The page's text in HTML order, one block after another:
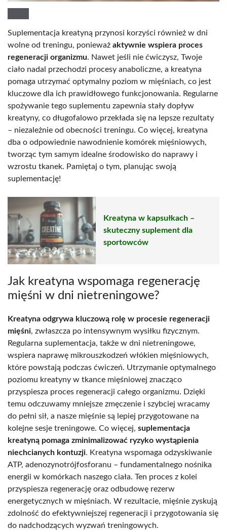
Suplementacja kreatyną przynosi korzyści również w dni
wolne od treningu, ponieważ aktywnie wspiera proces
regeneracji organizmu. Nawet jeśli nie ćwiczysz, Twoje
ciało nadal przechodzi procesy anaboliczne, a kreatyna
pomaga utrzymać optymalny poziom w mięśniach, co jest
kluczowe dla ich prawidłowego funkcjonowania. Regularne
spożywanie tego suplementu zapewnia stały dopływ
kreatyny, co długofalowo przekłada się na lepsze rezultaty
– niezależnie od obecności treningu. Co więcej, kreatyna
dba o odpowiednie nawodnienie komórek mięśniowych,
tworząc tym samym idealne środowisko do naprawy i
wzrostu tkanek. Pamiętaj o tym, planując swoją
suplementację!
Kreatyna w kapsułkach –
skuteczny suplement dla
sportowców
Jak kreatyna wspomaga regenerację
mięśni w dni nietreningowe?
Kreatyna odgrywa kluczową rolę w procesie regeneracji
mięśni, zwłaszcza po intensywnym wysiłku fizycznym.
Regularna suplementacja, także w dni nietreningowe,
wspiera naprawę mikrouszkodzeń włókien mięśniowych,
które powstają podczas ćwiczeń. Utrzymanie optymalnego
poziomu kreatyny w tkance mięśniowej znacząco
przyspiesza proces regeneracji całego organizmu. Dzięki
temu odczuwamy mniejsze zmęczenie i szybciej wracamy
do pełni sił, a nasze mięśnie są lepiej przygotowane na
kolejne sesje treningowe. Co więcej, suplementacja
kreatyną pomaga zminimalizować ryzyko wystąpienia
niechcianych kontuzji. Kreatyna wspomaga odzyskiwanie
ATP, adenozynotrójfosforanu – fundamentalnego nośnika
energii w komórkach naszego ciała. Ten proces z kolei
przyspiesza regenerację oraz odbudowę rezerw
energetycznych w mięśniach. W rezultacie, mięśnie zyskują
zdolność do efektywniejszej regeneracji i przygotowania się
do nadchodzących wyzwań treningowych.